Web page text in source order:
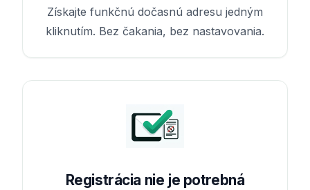
Získajte funkčnú dočasnú adresu jedným
kliknutím. Bez čakania, bez nastavovania.
Registrácia nie je potrebná